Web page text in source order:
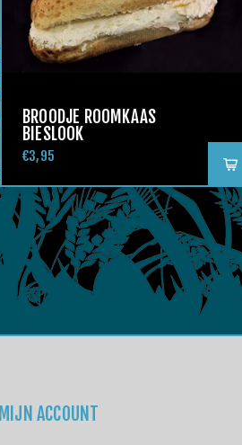
BROODJE ROOMKAAS
BIESLOOK
€3,95
MIJN ACCOUNT